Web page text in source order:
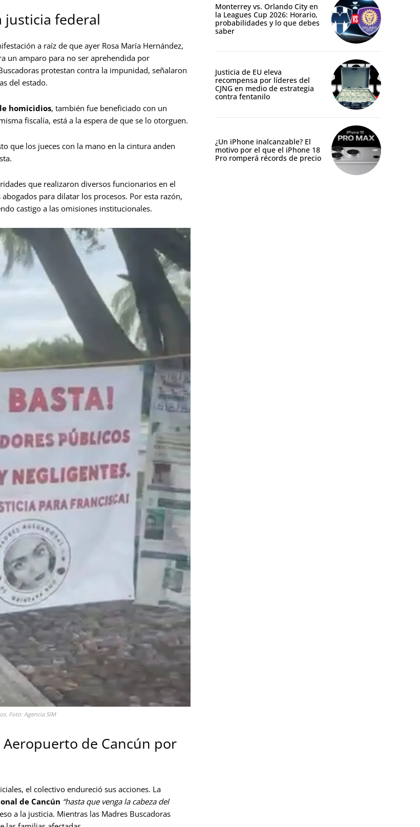
justicia federal
a raíz de que ayer Rosa María Hernández,
un amparo para no ser aprehendida por
protestan contra la impunidad, señalaron
del estado.
homicidios, también fue beneficiado con un
fiscalía, está a la espera de que se lo otorguen.
que los jueces con la mano en la cintura anden
que realizaron diversos funcionarios en el
para dilatar los procesos. Por esta razón,
castigo a las omisiones institucionales.
Foto: Agencia SIM
de Cancún por
el colectivo endureció sus acciones. La
de Cancún “hasta que venga la cabeza del
a la justicia. Mientras las Madres Buscadoras
Monterrey vs. Orlando City en
la Leagues Cup 2026: Horario,
probabilidades y lo que debes
saber
Justicia de EU eleva
recompensa por líderes del
CJNG en medio de estrategia
contra fentanilo
¿Un iPhone inalcanzable? El
motivo por el que el iPhone 18
Pro romperá récords de precio